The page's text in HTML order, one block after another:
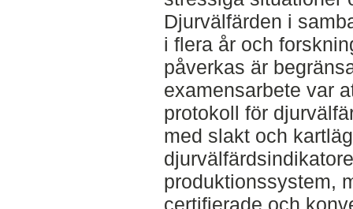
Djurvälfärden i
i flera år och
påverkas är
examensarbete var
protokoll för
med slakt och
produktionssystem,
certifierade och